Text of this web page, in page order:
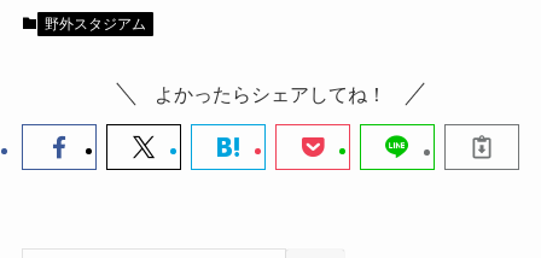
野外スタジアム
よかったらシェアしてね！